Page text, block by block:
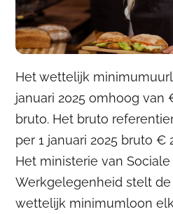
Het wettelijk
januari 2025 omhoog van
bruto. Het bruto
per 1 januari 2025 bruto €
Het ministerie van
Werkgelegenheid stelt
wettelijk minimumloon